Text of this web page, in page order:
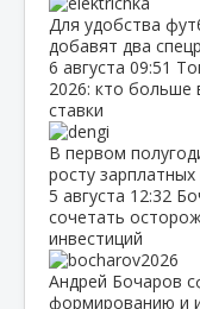
Для удобства
добавят два
6 августа 09:51
2026: кто больше
ставки
В первом
росту
5 августа 12:32
сочетать
инвестиций
Андрей Бочаров
формированию и